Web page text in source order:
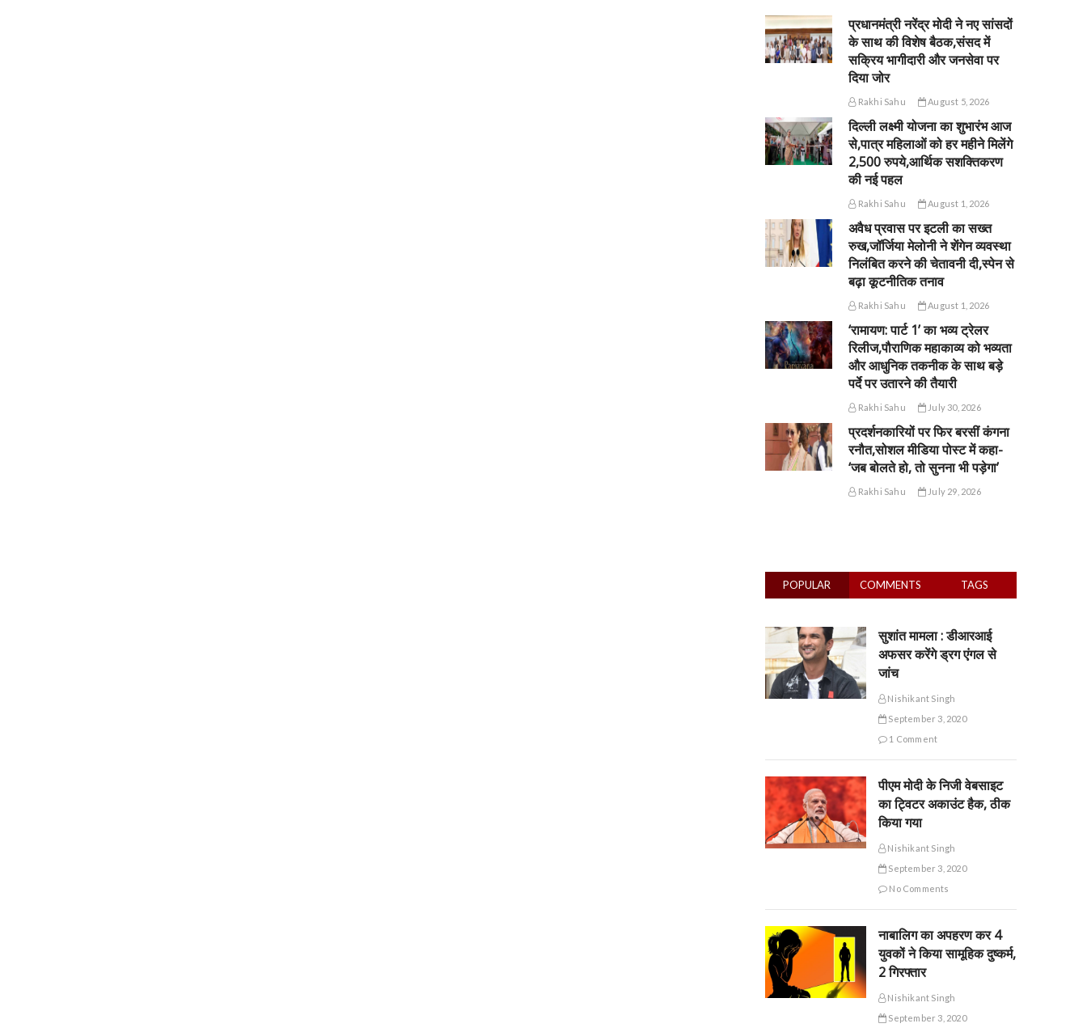
प्रधानमंत्री नरेंद्र मोदी ने नए सांसदों
के साथ की विशेष बैठक,संसद में
सक्रिय भागीदारी और जनसेवा पर
दिया जोर
Rakhi Sahu August 5, 2026
दिल्ली लक्ष्मी योजना का शुभारंभ आज
से,पात्र महिलाओं को हर महीने मिलेंगे
2,500 रुपये,आर्थिक सशक्तिकरण
की नई पहल
Rakhi Sahu August 1, 2026
अवैध प्रवास पर इटली का सख्त
रुख,जॉर्जिया मेलोनी ने शेंगेन व्यवस्था
निलंबित करने की चेतावनी दी,स्पेन से
बढ़ा कूटनीतिक तनाव
Rakhi Sahu August 1, 2026
‘रामायण: पार्ट 1’ का भव्य ट्रेलर
रिलीज,पौराणिक महाकाव्य को भव्यता
और आधुनिक तकनीक के साथ बड़े
पर्दे पर उतारने की तैयारी
Rakhi Sahu July 30, 2026
प्रदर्शनकारियों पर फिर बरसीं कंगना
रनौत,सोशल मीडिया पोस्ट में कहा-
‘जब बोलते हो, तो सुनना भी पड़ेगा’
Rakhi Sahu July 29, 2026
POPULAR COMMENTS TAGS
सुशांत मामला : डीआरआई
अफसर करेंगे ड्रग एंगल से
जांच
Nishikant Singh
September 3, 2020
1 Comment
पीएम मोदी के निजी वेबसाइट
का ट्विटर अकाउंट हैक, ठीक
किया गया
Nishikant Singh
September 3, 2020
No Comments
नाबालिग का अपहरण कर 4
युवकों ने किया सामूहिक दुष्कर्म,
2 गिरफ्तार
Nishikant Singh
September 3, 2020